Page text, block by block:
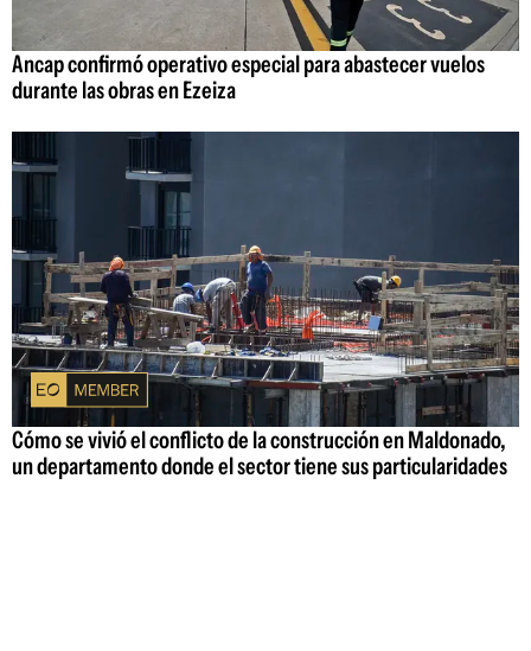
Ancap confirmó operativo especial para abastecer vuelos
durante las obras en Ezeiza
Cómo se vivió el conflicto de la construcción en Maldonado,
un departamento donde el sector tiene sus particularidades